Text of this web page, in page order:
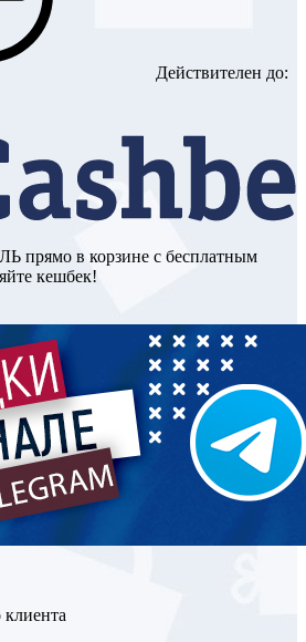
Действителен до:
прямо в корзине с бесплатным
кешбек!